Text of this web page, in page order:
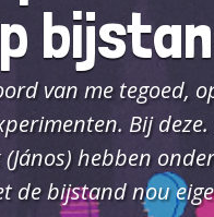
van me tegoed,
Bij
hebben
de bijstand nou